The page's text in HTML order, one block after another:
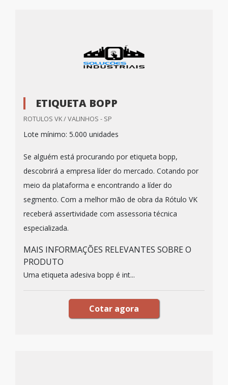
ETIQUETA BOPP
ROTULOS VK / VALINHOS - SP
Lote mínimo: 5.000 unidades
Se alguém está procurando por etiqueta bopp,
descobrirá a empresa líder do mercado. Cotando por
meio da plataforma e encontrando a líder do
segmento. Com a melhor mão de obra da Rótulo VK
receberá assertividade com assessoria técnica
especializada.
MAIS INFORMAÇÕES RELEVANTES SOBRE O
PRODUTO
Uma etiqueta adesiva bopp é int...
Cotar agora